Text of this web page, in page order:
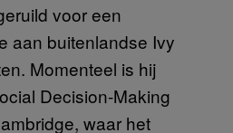
voor een
aan buitenlandse Ivy
Momenteel is hij
Decision-Making
waar het